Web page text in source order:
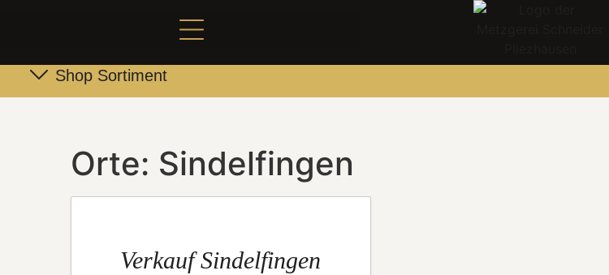
Shop Sortiment
Orte: Sindelfingen
Verkauf Sindelfingen